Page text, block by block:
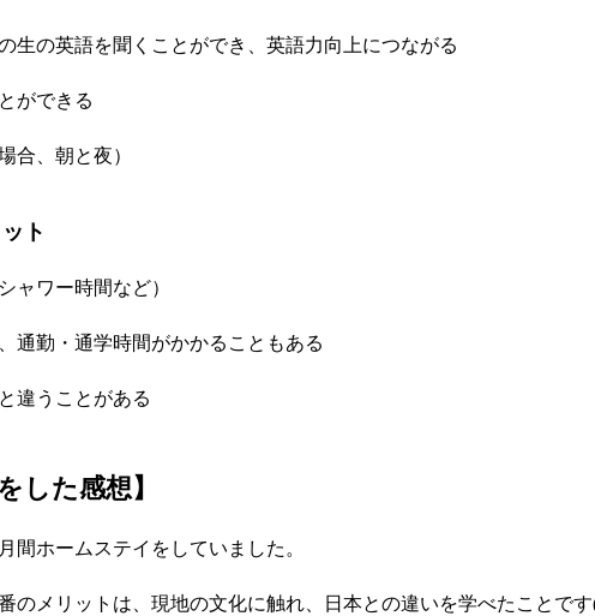
生の英語を聞くことができ、英語力向上につながる
ができる
合、朝と夜）
ト
ャワー時間など）
通勤・通学時間がかかることもある
違うことがある
した感想】
間ホームステイをしていました。
のメリットは、現地の文化に触れ、日本との違いを学べたことで